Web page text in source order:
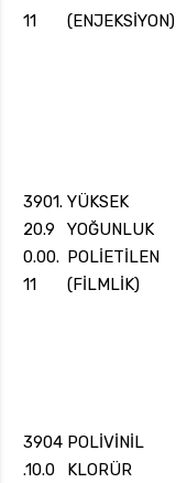
11
(ENJEKSİYON)
3901.
20.9
0.00.
11
YÜKSEK
YOĞUNLUK
POLİETİLEN
(FİLMLİK)
3904
.10.0
POLİVİNİL
KLORÜR